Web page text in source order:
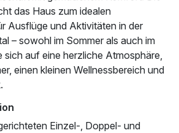
das Haus zum idealen
Ausflüge und Aktivitäten in der
– sowohl im Sommer als auch im
sich auf eine herzliche Atmosphäre,
einen kleinen Wellnessbereich und
Einzel-, Doppel- und